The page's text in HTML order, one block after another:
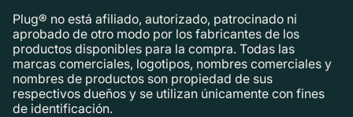
Plug® no está afiliado, autorizado, patrocinado ni
aprobado de otro modo por los fabricantes de los
productos disponibles para la compra. Todas las
marcas comerciales, logotipos, nombres comerciales y
nombres de productos son propiedad de sus
respectivos dueños y se utilizan únicamente con fines
de identificación.